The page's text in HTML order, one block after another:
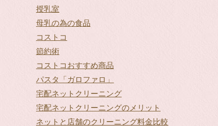
授乳室
母乳の為の食品
コストコ
節約術
コストコおすすめ商品
パスタ「ガロファロ」
宅配ネットクリーニング
宅配ネットクリーニングのメリット
ネットと店舗のクリーニング料金比較